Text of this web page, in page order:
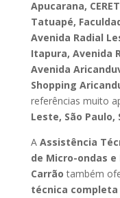
Apucarana,
Tatuapé,
Avenida Radial
Itapura, Avenida
Avenida
Shopping
referências muito
Leste, São Paulo,
A Assistência
de Micro-ondas
Carrão também
técnica completa